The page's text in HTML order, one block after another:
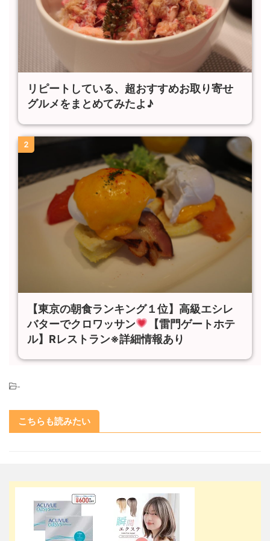
リピートしている、超おすすめお取り寄せ
グルメをまとめてみたよ♪
2
【東京の朝食ランキング１位】高級エシレ
バターでクロワッサン
【雷門ゲートホテ
ル】Rレストラン※詳細情報あり
-
こちらも読みたい